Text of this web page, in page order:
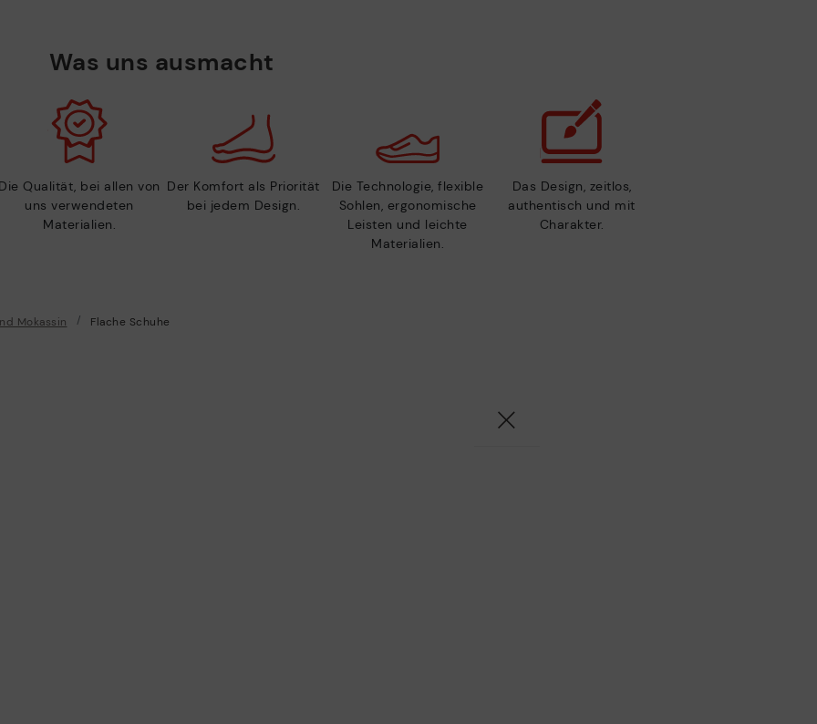
Was uns ausmacht
Qualität, bei allen von
uns verwendeten
Materialien.
Der Komfort als Priorität
bei jedem Design.
Die Technologie, flexible
Sohlen, ergonomische
Leisten und leichte
Materialien.
Das Design, zeitlos,
authentisch und mit
Charakter.
Mokassin Flache Schuhe